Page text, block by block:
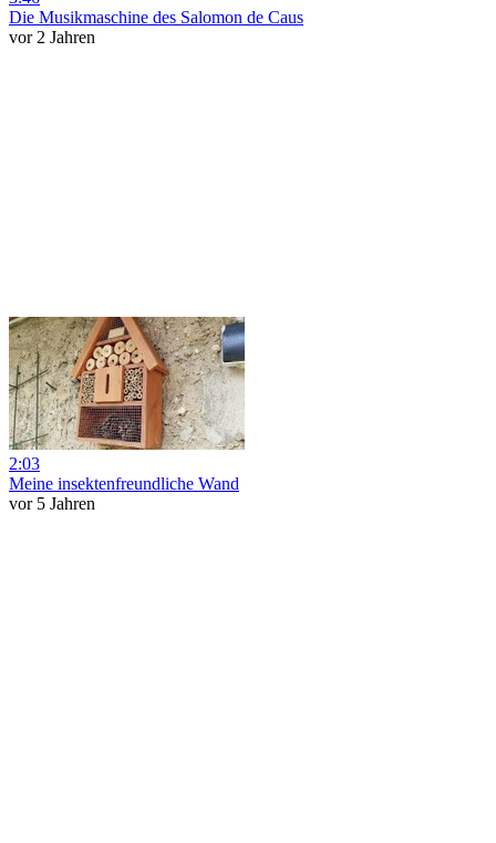
Die Musikmaschine des Salomon de Caus
vor 2 Jahren
2:03
Meine insektenfreundliche Wand
vor 5 Jahren